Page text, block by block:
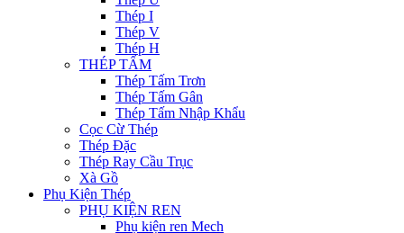
Thép I
Thép V
Thép H
THÉP TẤM
Thép Tấm Trơn
Thép Tấm Gân
Thép Tấm Nhập Khẩu
Cọc Cừ Thép
Thép Đặc
Thép Ray Cầu Trục
Xà Gồ
Phụ Kiện Thép
PHỤ KIỆN REN
Phụ kiện ren Mech